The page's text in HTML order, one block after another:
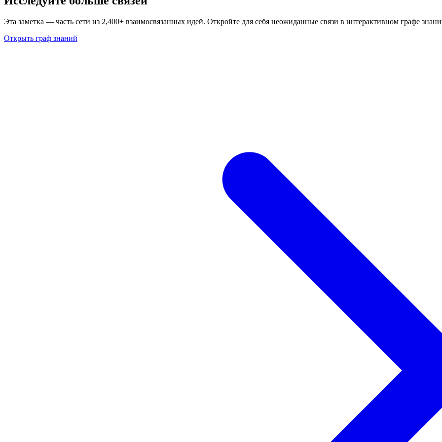
Эта заметка — часть сети из 2,400+ взаимосвязанных идей. Откройте для себя неожиданные связи в интерактивном графе
Открыть граф знаний